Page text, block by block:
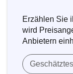
Erzählen Sie
wird
Anbietern